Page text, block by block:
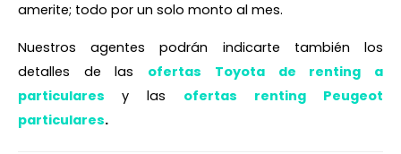
amerite; todo por un solo monto al mes.
Nuestros agentes podrán indicarte también los
detalles de las ofertas Toyota de renting a
particulares y las ofertas renting Peugeot
particulares.